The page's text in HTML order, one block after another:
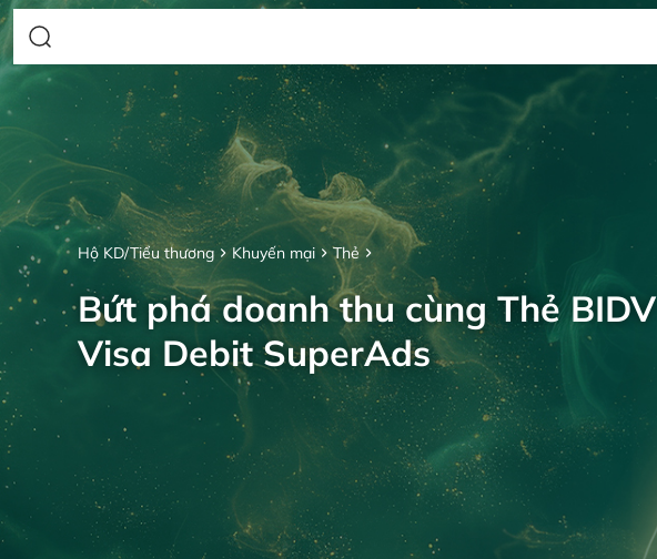
Hộ KD/Tiểu thương Khuyến mại Thẻ
Bứt phá doanh thu cùng Thẻ BIDV
Visa Debit SuperAds